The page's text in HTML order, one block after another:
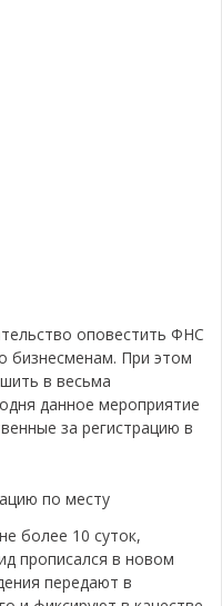
оповестить ФНС
бизнесменам. При этом
в весьма
данное мероприятие
за регистрацию в
по месту
более 10 суток,
прописался в новом
передают в